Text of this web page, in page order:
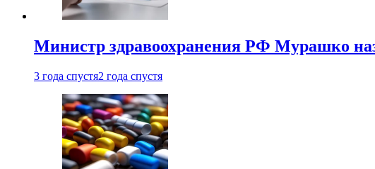
Министр здравоохранения РФ Мурашко
3 года спустя2 года спустя